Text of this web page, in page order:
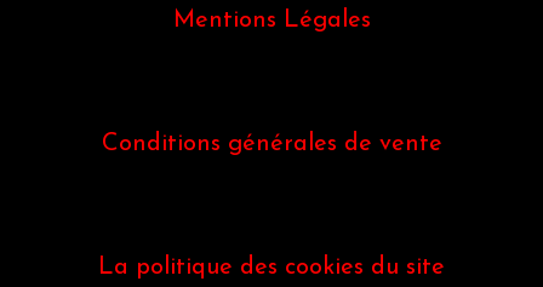
Mentions Légales
Conditions générales de vente
La politique des cookies du site